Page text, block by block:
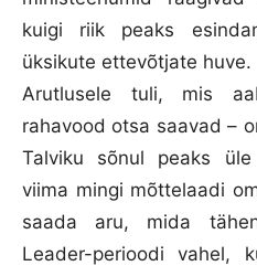
kuigi riik peaks
üksikute ettevõtjate huve.
Arutlusele tuli, mis
rahavood otsa saavad –
Talviku sõnul peaks
viima mingi mõttelaadi
saada aru, mida
Leader-perioodi vahel,